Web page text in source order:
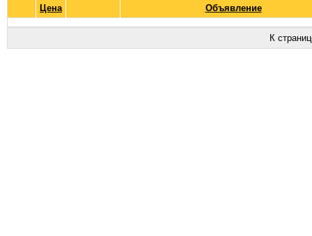
Цена Объявление
К